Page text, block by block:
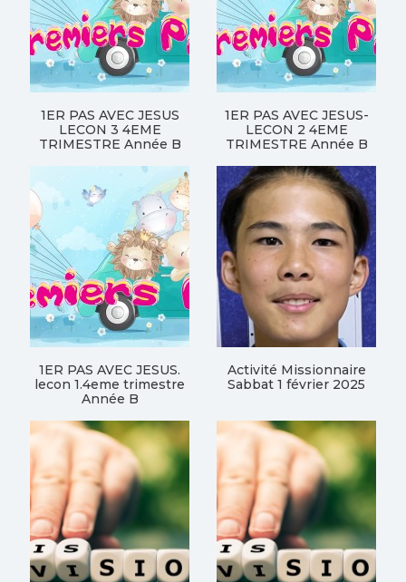
1ER PAS AVEC JESUS
LECON 3 4EME
TRIMESTRE Année B
1ER PAS AVEC JESUS-
LECON 2 4EME
TRIMESTRE Année B
1ER PAS AVEC JESUS.
lecon 1.4eme trimestre
Année B
Activité Missionnaire
Sabbat 1 février 2025